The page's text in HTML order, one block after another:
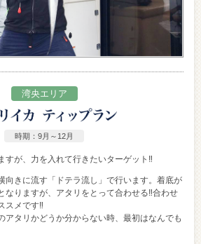
湾央エリア
時期：9月～12月
すが、力を入れて行きたいターゲット‼
向きに流す「ドテラ流し」で行います。着底が
なりますが、アタリをとって合わせる‼合わせ
スメです‼
アタリかどうか分からない時、最初はなんでも